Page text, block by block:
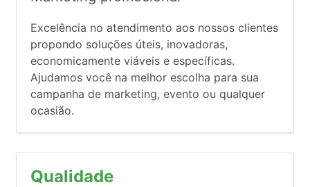
Excelência no atendimento aos nossos clientes
propondo soluções úteis, inovadoras,
economicamente viáveis e específicas.
Ajudamos você na melhor escolha para sua
campanha de marketing, evento ou qualquer
ocasião.
Qualidade